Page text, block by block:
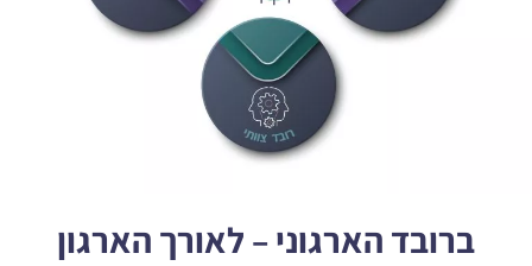
ברובד הארגוני – לאורך הארגון